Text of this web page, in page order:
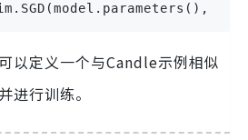
以定义一个与Candle示例相似
进行训练。